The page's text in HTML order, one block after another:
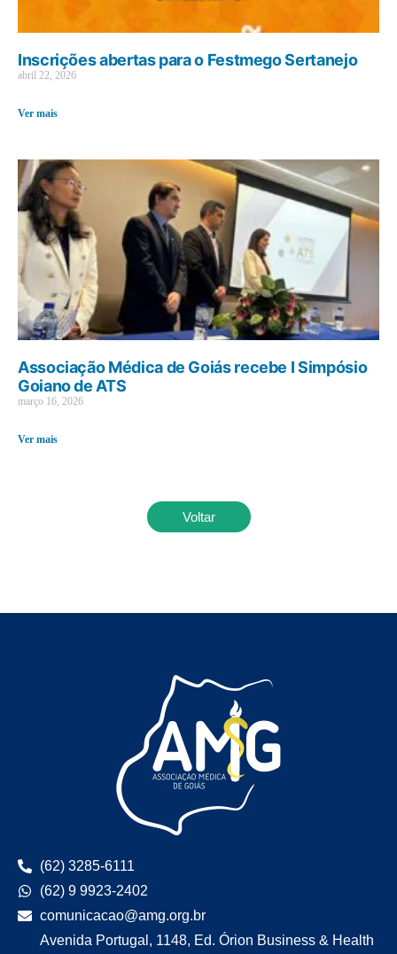
Inscrições abertas para o Festmego Sertanejo
abril 22, 2026
Ver mais
Associação Médica de Goiás recebe I Simpósio
Goiano de ATS
março 16, 2026
Ver mais
Voltar
(62) 3285-6111
(62) 9 9923-2402
comunicacao@amg.org.br
Avenida Portugal, 1148, Ed. Órion Business & Health